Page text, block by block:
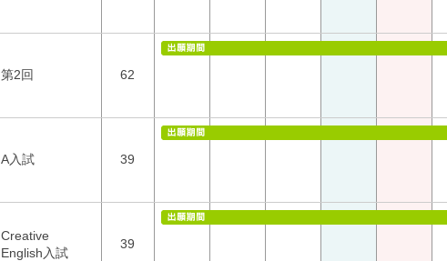
第2回 62
A入試 39
Creative
English入試
39